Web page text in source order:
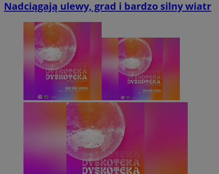
Nadciągają ulewy, grad i bardzo silny wiatr